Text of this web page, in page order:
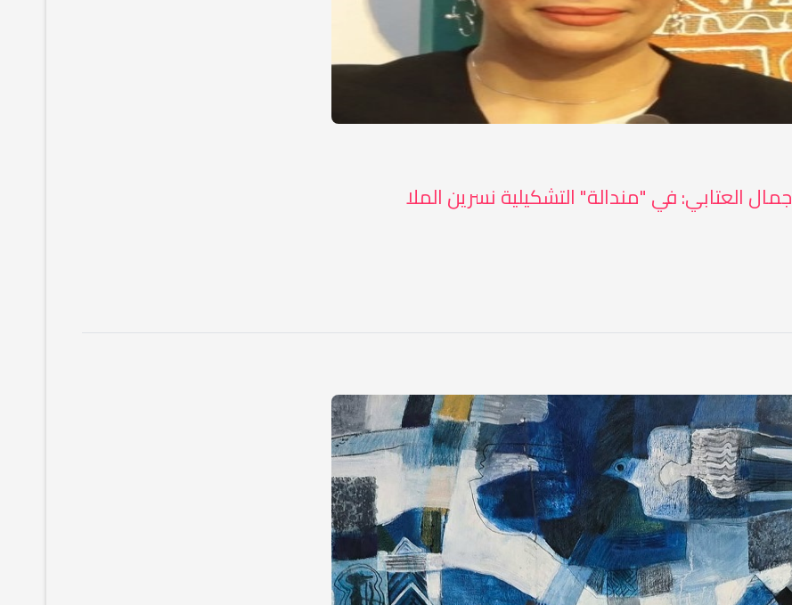
جمال العتابي: في "مندالة" التشكيلية نسرين الملا